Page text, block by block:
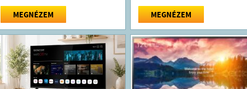
MEGNÉZEM
MEGNÉZEM